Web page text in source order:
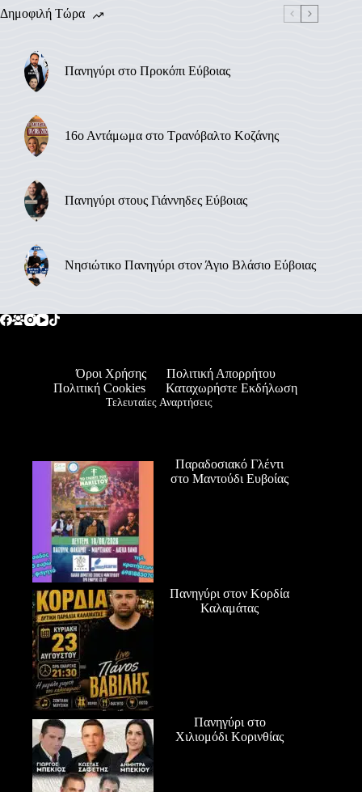
Δημοφιλή Τώρα
Πανηγύρι στο Προκόπι Εύβοιας
16ο Αντάμωμα στο Τρανόβαλτο Κοζάνης
Πανηγύρι στους Γιάννηδες Εύβοιας
Νησιώτικο Πανηγύρι στον Άγιο Βλάσιο Εύβοιας
Όροι Χρήσης
Πολιτική Απορρήτου
Πολιτική Cookies
Καταχωρήστε Εκδήλωση
Τελευταίες Αναρτήσεις
Παραδοσιακό Γλέντι
στο Μαντούδι Ευβοίας
Πανηγύρι στον Κορδία
Καλαμάτας
Πανηγύρι στο
Χιλιομόδι Κορινθίας